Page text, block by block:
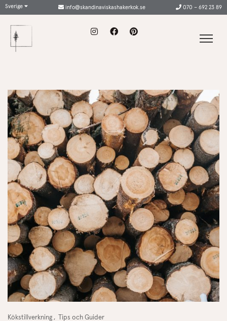
Sverige info@skandinaviskashakerkok.se 070 – 692 23 89
Kökstillverkning Tips och Guider